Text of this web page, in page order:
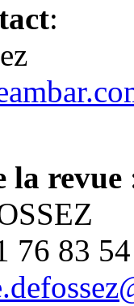
:
la revue
76 83 54